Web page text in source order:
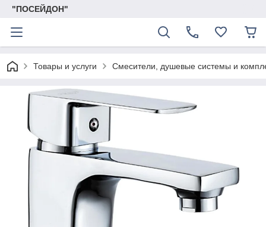
"ПОСЕЙДОН"
Товары и услуги Смесители, душевые системы и